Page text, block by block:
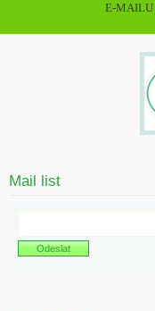
E-MAILU
Mail list